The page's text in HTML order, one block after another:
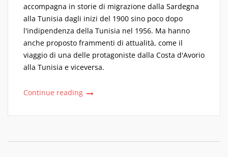
accompagna in storie di migrazione dalla Sardegna
alla Tunisia dagli inizi del 1900 sino poco dopo
l'indipendenza della Tunisia nel 1956. Ma hanno
anche proposto frammenti di attualità, come il
viaggio di una delle protagoniste dalla Costa d'Avorio
alla Tunisia e viceversa.
Continue reading